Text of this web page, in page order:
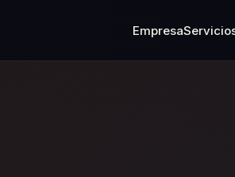
Empresa